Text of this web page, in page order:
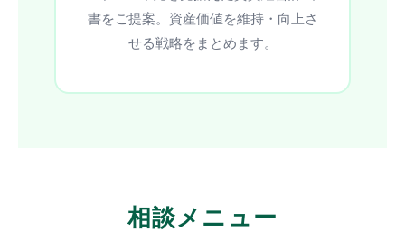
書をご提案。資産価値を維持・向上さ
せる戦略をまとめます。
相談メニュー